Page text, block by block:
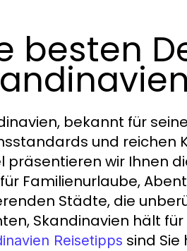
besten
bekannt für
und reichen
präsentieren wir Ihnen
Familienurlaube,
Städte, die
Skandinavien hält
Reisetipps sind